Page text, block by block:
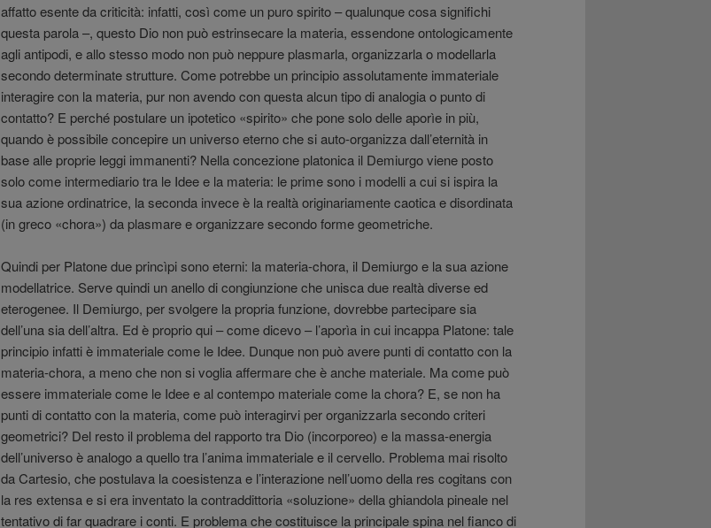
affatto esente da criticità: infatti, così come un puro spirito – qualunque cosa significhi
questa parola –, questo Dio non può estrinsecare la materia, essendone ontologicamente
agli antipodi, e allo stesso modo non può neppure plasmarla, organizzarla o modellarla
secondo determinate strutture. Come potrebbe un principio assolutamente immateriale
interagire con la materia, pur non avendo con questa alcun tipo di analogia o punto di
contatto? E perché postulare un ipotetico «spirito» che pone solo delle aporìe in più,
quando è possibile concepire un universo eterno che si auto-organizza dall’eternità in
base alle proprie leggi immanenti? Nella concezione platonica il Demiurgo viene posto
solo come intermediario tra le Idee e la materia: le prime sono i modelli a cui si ispira la
sua azione ordinatrice, la seconda invece è la realtà originariamente caotica e disordinata
(in greco «chora») da plasmare e organizzare secondo forme geometriche.
Quindi per Platone due princìpi sono eterni: la materia-chora, il Demiurgo e la sua azione
modellatrice. Serve quindi un anello di congiunzione che unisca due realtà diverse ed
eterogenee. Il Demiurgo, per svolgere la propria funzione, dovrebbe partecipare sia
dell’una sia dell’altra. Ed è proprio qui – come dicevo – l’aporìa in cui incappa Platone: tale
principio infatti è immateriale come le Idee. Dunque non può avere punti di contatto con la
materia-chora, a meno che non si voglia affermare che è anche materiale. Ma come può
essere immateriale come le Idee e al contempo materiale come la chora? E, se non ha
punti di contatto con la materia, come può interagirvi per organizzarla secondo criteri
geometrici? Del resto il problema del rapporto tra Dio (incorporeo) e la massa-energia
dell’universo è analogo a quello tra l’anima immateriale e il cervello. Problema mai risolto
da Cartesio, che postulava la coesistenza e l’interazione nell’uomo della res cogitans con
la res extensa e si era inventato la contraddittoria «soluzione» della ghiandola pineale nel
tentativo di far quadrare i conti. E problema che costituisce la principale spina nel fianco di